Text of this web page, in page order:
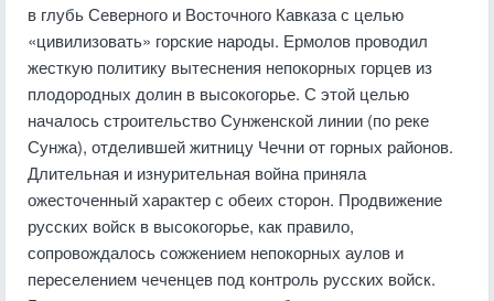
в глубь Северного и Восточного Кавказа с целью
«цивилизовать» горские народы. Ермолов проводил
жесткую политику вытеснения непокорных горцев из
плодородных долин в высокогорье. С этой целью
началось строительство Сунженской линии (по реке
Сунжа), отделившей житницу Чечни от горных районов.
Длительная и изнурительная война приняла
ожесточенный характер с обеих сторон. Продвижение
русских войск в высокогорье, как правило,
сопровождалось сожжением непокорных аулов и
переселением чеченцев под контроль русских войск.